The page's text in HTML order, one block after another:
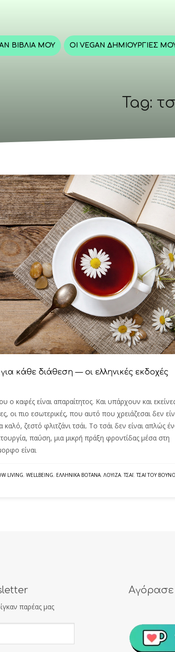
ΒΙΒΛΊΑ ΜΟΥ ΟΙ VEGAN ΔΗΜΙΟΥΡΓΊΕΣ
Tag:
για κάθε διάθεση — οι ελληνικές εκδοχές
ο καφές είναι απαραίτητος. Και υπάρχουν και
οι πιο εσωτερικές, που αυτό που χρειάζεσαι δεν
ζεστό φλιτζάνι τσάι. Το τσάι δεν είναι απλώς
παύση, μια μικρή πράξη φροντίδας μέσα στη
είναι
LIVING, WELLBEING, ΕΛΛΗΝΙΚΆ ΒΌΤΑΝΑ, ΛΟΥΊΖΑ,ΤΣΆΙ,ΤΣΆΙ ΤΟΥ
παρέας μας
Αγόρασε